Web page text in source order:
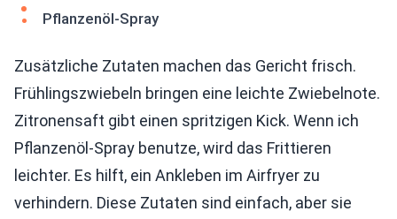
Pflanzenöl-Spray
Zusätzliche Zutaten machen das Gericht frisch.
Frühlingszwiebeln bringen eine leichte Zwiebelnote.
Zitronensaft gibt einen spritzigen Kick. Wenn ich
Pflanzenöl-Spray benutze, wird das Frittieren
leichter. Es hilft, ein Ankleben im Airfryer zu
verhindern. Diese Zutaten sind einfach, aber sie